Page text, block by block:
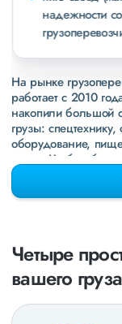
надежности
На рынке
работает с 2010
накопили большой
грузы:
оборудование,
грузы. Чтобы
свежие примеры
раз в неделю.
направления вДНР
экспедирование.
который сообщит о
получить
РФ).
Четыре
вашего груза